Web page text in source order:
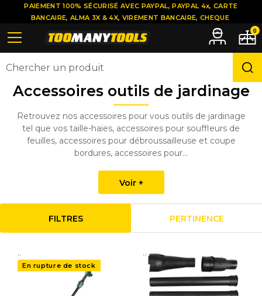
Accessoires outils de jardinage
Retrouvez nos accessoires pour vous outils de jardinage
tel que vos taille-haies, accessoires pour souffleurs de
feuilles, accessoires pour débroussailleuse et coupe
bordures, accessoires pour...
Voir +
FILTRES PERTINENCE
..
En rupture de stock
..
PAIEMENT 100% SÉCURISÉ AVEC PAYPAL, PAYPAL 4x, CARTE
BANCAIRE, ALMA 3X & 4X, VIREMENT BANCAIRE, CHEQUE
0